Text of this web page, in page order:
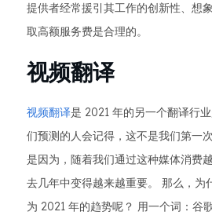
提供者经常援引其工作的创新性、想
取高额服务费是合理的。
视频翻译
视频翻译是 2021 年的另一个翻译行
们预测的人会记得，这不是我们第一
是因为，随着我们通过这种媒体消费
去几年中变得越来越重要。 那么，为
为 2021 年的趋势呢？ 用一个词：谷